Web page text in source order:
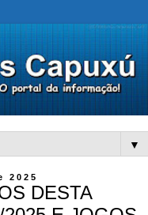
▼
2025
DESTA